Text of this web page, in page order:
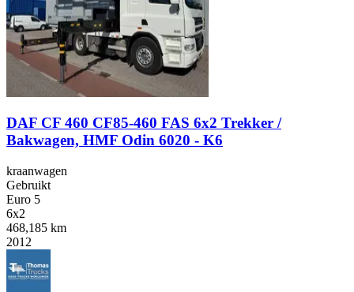
DAF CF 460 CF85-460 FAS 6x2 Trekker /
Bakwagen, HMF Odin 6020 - K6
kraanwagen
Gebruikt
Euro 5
6x2
468,185 km
2012